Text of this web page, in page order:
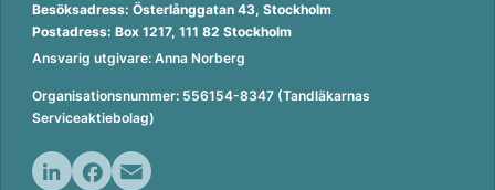
Besöksadress: Österlånggatan 43, Stockholm
Postadress: Box 1217, 111 82 Stockholm
Ansvarig utgivare: Anna Norberg
Organisationsnummer: 556154-8347 (Tandläkarnas
Serviceaktiebolag)